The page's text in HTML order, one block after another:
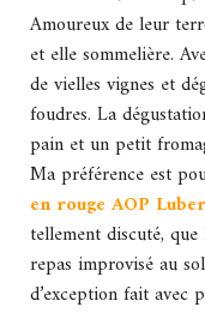
Amoureux de leur
et elle sommelière.
de vielles vignes et
foudres. La
pain et un petit
Ma préférence est
en rouge AOP
tellement discuté,
repas improvisé au
d’exception fait avec